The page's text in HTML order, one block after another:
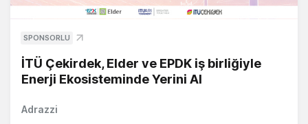
SPONSORLU
İTÜ Çekirdek, Elder ve EPDK iş birliğiyle
Enerji Ekosisteminde Yerini Al
Adrazzi